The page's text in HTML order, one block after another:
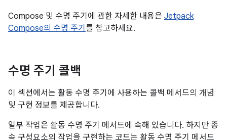
Compose 및 수명 주기에 관한 자세한 내용은 Jetpack
Compose의 수명 주기 를 참고하세요.
수명 주기 콜백
이 섹션에서는 활동 수명 주기에 사용하는 콜백 메서드의 개념
및 구현 정보를 제공합니다.
일부 작업은 활동 수명 주기 메서드에 속해 있습니다. 하지만 종
속 구성요소의 작업을 구현하는 코드는 활동 수명 주기 메서드